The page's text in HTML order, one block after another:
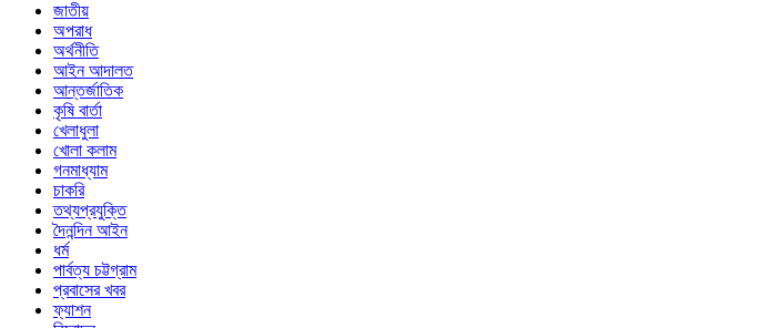
জাতীয়
অপরাধ
অর্থনীতি
আইন আদালত
আন্তর্জাতিক
কৃষি বার্তা
খেলাধুলা
খোলা কলাম
গনমাধ্যাম
চাকরি
তথ্যপ্রযুক্তি
দৈনন্দিন আইন
ধর্ম
পার্বত্য চট্টগ্রাম
প্রবাসের খবর
ফ্যাশন